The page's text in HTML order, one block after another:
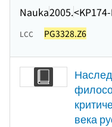
Nauka2005.
LCC PG3328.Z6
века